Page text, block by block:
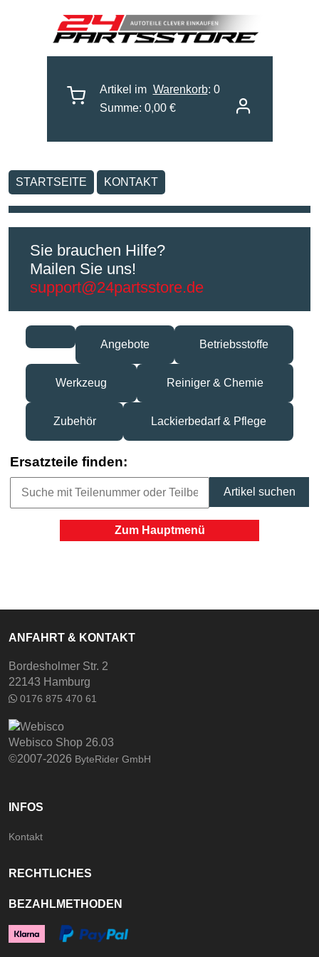
Artikel im Warenkorb: 0
Summe: 0,00 €
STARTSEITE KONTAKT
Sie brauchen Hilfe?
Mailen Sie uns!
support@24partsstore.de
Angebote Betriebsstoffe
Werkzeug Reiniger & Chemie
Zubehör Lackierbedarf & Pflege
Ersatzteile finden:
Zum Hauptmenü
ANFAHRT & KONTAKT
Bordesholmer Str. 2
22143 Hamburg
0176 875 470 61
Webisco Shop 26.03
©2007-2026 ByteRider GmbH
INFOS
Kontakt
RECHTLICHES
BEZAHLMETHODEN